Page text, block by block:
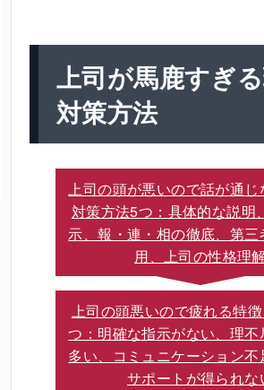
上司が馬鹿すぎ
対策方法
上司の頭が悪いので話が通じ
対策方法5つ：具体的な説明
示、報・連・相の徹底、第三
用、上司の性格理
上司の頭悪いので疲れる特
つ：明確な指示がない、理不
多い、コミュニケーション不
サポートが得られな